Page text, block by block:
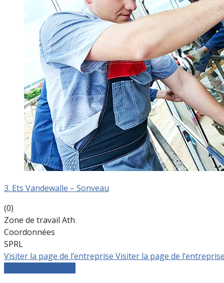
3. Ets Vandewalle – Sonveau
(0)
Zone de travail Ath
Coordonnées
SPRL
Visiter la page de l’entreprise Visiter la page de